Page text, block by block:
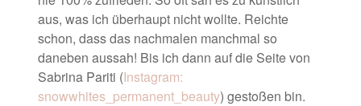
aus, was ich überhaupt nicht wollte. Reichte
schon, dass das nachmalen manchmal so
daneben aussah! Bis ich dann auf die Seite von
Sabrina Pariti (Instagram:
snowwhites_permanent_beauty) gestoßen bin.